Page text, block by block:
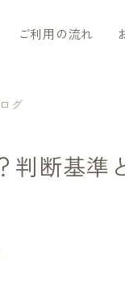
ご利用の流れ
グ
判断基準